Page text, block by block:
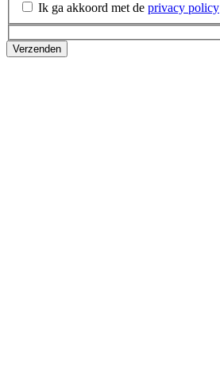
Ik ga akkoord met de privacy policy